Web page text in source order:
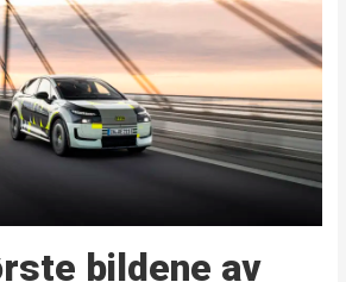
bildene av